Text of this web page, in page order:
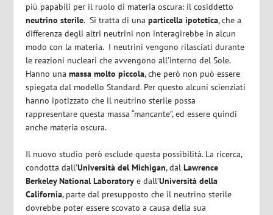
più papabili per il ruolo di materia oscura: il cosiddetto
neutrino sterile. Si tratta di unaparticella ipotetica, che a
differenza degli altri neutrini non interagirebbe in alcun
modo con la materia. I neutrini vengono rilasciati durante
le reazioni nucleari che avvengono all’interno del Sole.
Hanno unamassa molto piccola, che però non può essere
spiegata dal modello Standard. Per questo alcuni scienziati
hanno ipotizzato che il neutrino sterile possa
rappresentare questa massa “mancante”, ed essere quindi
anche materia oscura.
Il nuovo studio però esclude questa possibilità. La ricerca,
condotta dall’Università del Michigan, dalLawrence
Berkeley National Laboratory e dall’Università della
California, parte dal presupposto che il neutrino sterile
dovrebbe poter essere scovato a causa della sua